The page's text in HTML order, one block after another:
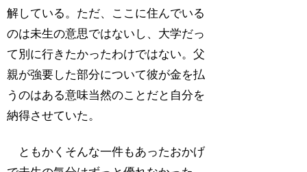
解している。ただ、ここに住んでいる
のは未生の意思ではないし、大学だっ
て別に行きたかったわけではない。父
親が強要した部分について彼が金を払
うのはある意味当然のことだと自分を
納得させていた。
ともかくそんな一件もあったおかげ